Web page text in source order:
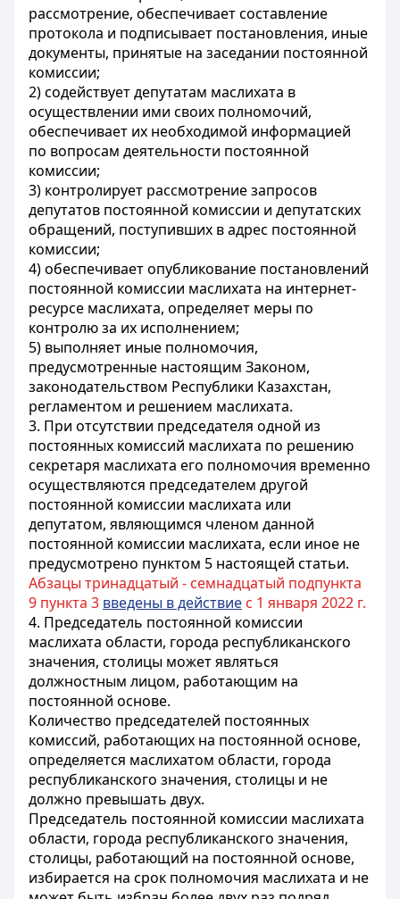
рассмотрение, обеспечивает составление
протокола и подписывает постановления, иные
документы, принятые на заседании постоянной
комиссии;
2) содействует депутатам маслихата в
осуществлении ими своих полномочий,
обеспечивает их необходимой информацией
по вопросам деятельности постоянной
комиссии;
3) контролирует рассмотрение запросов
депутатов постоянной комиссии и депутатских
обращений, поступивших в адрес постоянной
комиссии;
4) обеспечивает опубликование постановлений
постоянной комиссии маслихата на интернет-
ресурсе маслихата, определяет меры по
контролю за их исполнением;
5) выполняет иные полномочия,
предусмотренные настоящим Законом,
законодательством Республики Казахстан,
регламентом и решением маслихата.
3. При отсутствии председателя одной из
постоянных комиссий маслихата по решению
секретаря маслихата его полномочия временно
осуществляются председателем другой
постоянной комиссии маслихата или
депутатом, являющимся членом данной
постоянной комиссии маслихата, если иное не
предусмотрено пунктом 5 настоящей статьи.
Абзацы тринадцатый - семнадцатый подпункта
9 пункта 3 введены в действие с 1 января 2022 г.
4. Председатель постоянной комиссии
маслихата области, города республиканского
значения, столицы может являться
должностным лицом, работающим на
постоянной основе.
Количество председателей постоянных
комиссий, работающих на постоянной основе,
определяется маслихатом области, города
республиканского значения, столицы и не
должно превышать двух.
Председатель постоянной комиссии маслихата
области, города республиканского значения,
столицы, работающий на постоянной основе,
избирается на срок полномочия маслихата и не